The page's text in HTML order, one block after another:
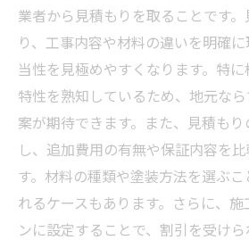
業者から見積もりを取ることです
り、工事内容や材料の違いを明確
当性を見極めやすくなります。特
特性を熟知しているため、地元な
案が期待できます。また、見積も
し、追加費用の有無や保証内容を
す。材料の種類や塗装方法を選ぶ
れるケースもあります。さらに、
ンに設定することで、割引を受け